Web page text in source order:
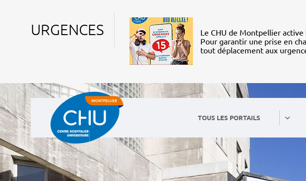
URGENCES
Le CHU de Montpellier
Pour garantir une prise en
tout déplacement aux
TOUS LES PORTAILS